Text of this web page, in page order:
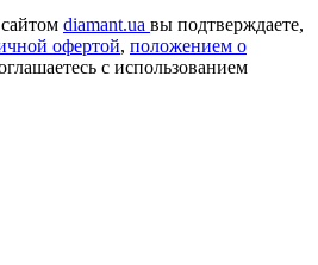
diamant.ua вы подтверждаете,
офертой, положением о
с использованием